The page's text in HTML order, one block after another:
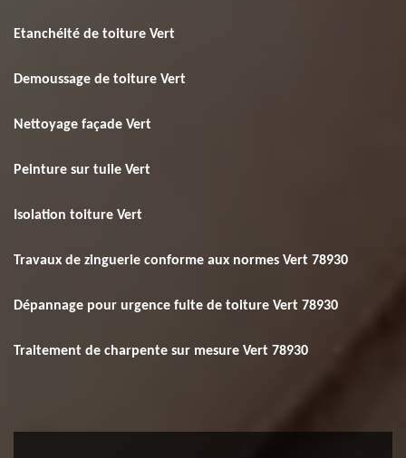
Etanchéité de toiture Vert
Demoussage de toiture Vert
Nettoyage façade Vert
Peinture sur tuile Vert
Isolation toiture Vert
Travaux de zinguerie conforme aux normes Vert 78930
Dépannage pour urgence fuite de toiture Vert 78930
Traitement de charpente sur mesure Vert 78930